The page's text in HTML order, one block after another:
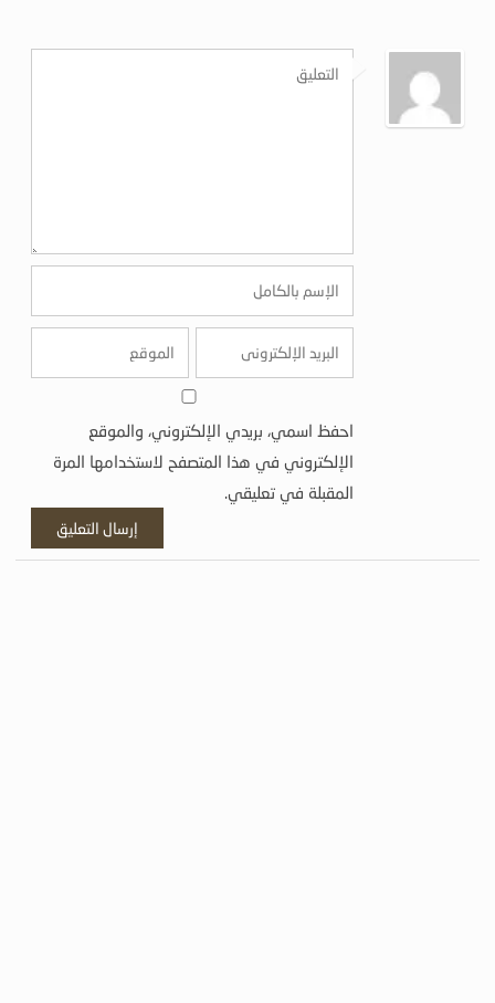
احفظ اسمي، بريدي الإلكتروني، والموقع
الإلكتروني في هذا المتصفح لاستخدامها المرة
المقبلة في تعليقي.